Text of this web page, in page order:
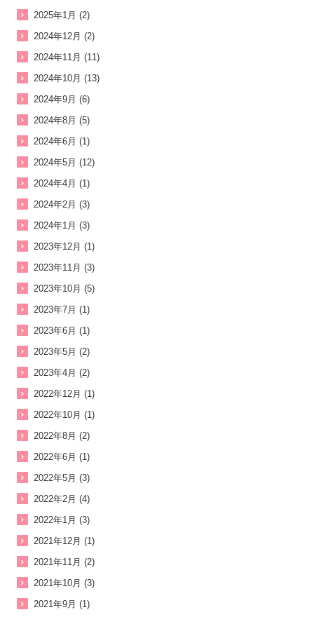
2025年1月 (2)
2024年12月 (2)
2024年11月 (11)
2024年10月 (13)
2024年9月 (6)
2024年8月 (5)
2024年6月 (1)
2024年5月 (12)
2024年4月 (1)
2024年2月 (3)
2024年1月 (3)
2023年12月 (1)
2023年11月 (3)
2023年10月 (5)
2023年7月 (1)
2023年6月 (1)
2023年5月 (2)
2023年4月 (2)
2022年12月 (1)
2022年10月 (1)
2022年8月 (2)
2022年6月 (1)
2022年5月 (3)
2022年2月 (4)
2022年1月 (3)
2021年12月 (1)
2021年11月 (2)
2021年10月 (3)
2021年9月 (1)